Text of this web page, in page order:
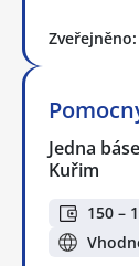
Jedna
Kuřim
150 –